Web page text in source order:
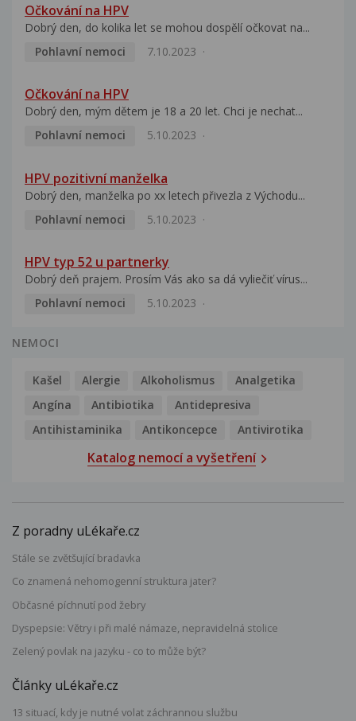
Očkování na HPV
Dobrý den, do kolika let se mohou dospělí očkovat na...
Pohlavní nemoci
7.10.2023
Očkování na HPV
Dobrý den, mým dětem je 18 a 20 let. Chci je nechat...
Pohlavní nemoci
5.10.2023
HPV pozitivní manželka
Dobrý den, manželka po xx letech přivezla z Východu...
Pohlavní nemoci
5.10.2023
HPV typ 52 u partnerky
Dobrý deň prajem. Prosím Vás ako sa dá vyliečiť vírus...
Pohlavní nemoci
5.10.2023
NEMOCI
Kašel Alergie Alkoholismus
Analgetika
Angína
Antibiotika
Antidepresiva
Antihistaminika
Antikoncepce Antivirotika
Katalog nemocí a vyšetření
Z poradny uLékaře.cz
Stále se zvětšující bradavka
Co znamená nehomogenní struktura jater?
Občasné píchnutí pod žebry
Dyspepsie: Větry i při malé námaze, nepravidelná stolice
Zelený povlak na jazyku - co to může být?
Články uLékaře.cz
13 situací, kdy je nutné volat záchrannou službu